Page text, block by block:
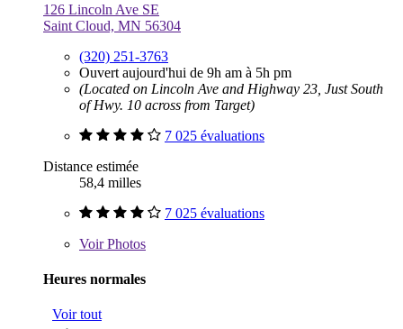
126 Lincoln Ave SE
Saint Cloud, MN 56304
(320) 251-3763
Ouvert aujourd'hui de 9h am à 5h pm
(Located on Lincoln Ave and Highway 23, Just South
of Hwy. 10 across from Target)
7 025 évaluations
Distance estimée
58,4 milles
7 025 évaluations
VoirPhotos
Heures normales
Voir tout